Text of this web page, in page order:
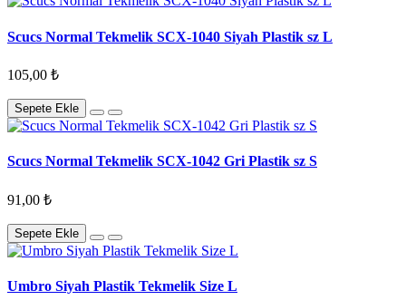
Scucs Normal Tekmelik SCX-1040 Siyah Plastik sz L
105,00 ₺
Sepete Ekle
Scucs Normal Tekmelik SCX-1042 Gri Plastik sz S
91,00 ₺
Sepete Ekle
Umbro Siyah Plastik Tekmelik Size L